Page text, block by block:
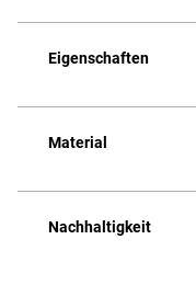
Eigenschaften
Material
Nachhaltigkeit